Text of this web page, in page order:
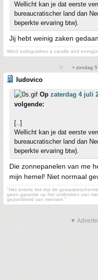
Wellicht kan je dat eerste
bureaucratischer land dan
beperkte ervaring btw).
Jij hebt weinig zaken
Wind extinguishes a candle and
• zondag
ludovico
Op zaterdag 4 juli
volgende:
[..]
Wellicht kan je dat eerste
bureaucratischer land dan
beperkte ervaring btw).
Die zonnepanelen van me
mijn hemel! Niet normaal
"Het enkele feit dat de
geen garantie op het ontbreken van
gezondheid van mensen."
▼